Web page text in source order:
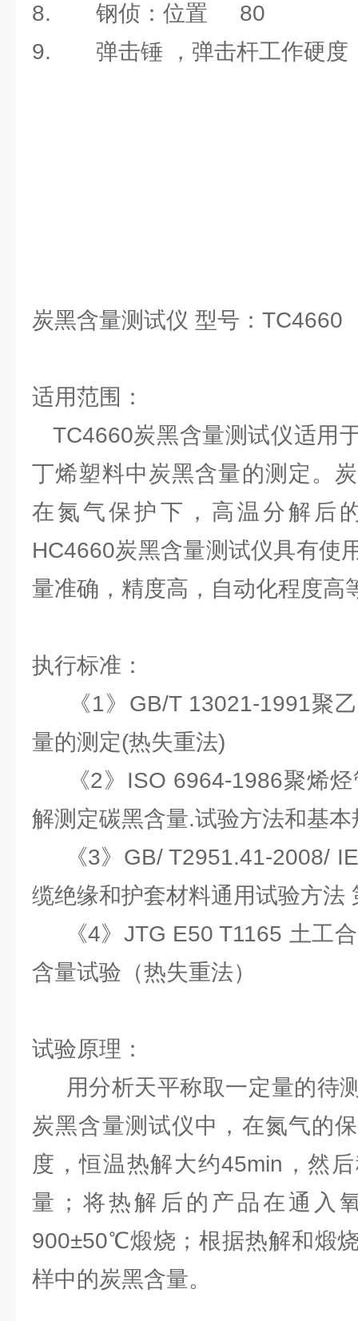
8. 钢侦：位置
9. 弹击锤 ，弹击杆工作硬
炭黑含量测试仪 型号：TC4660
适用范围：
TC4660炭黑含量测试仪适用
丁烯塑料中炭黑含量的测定。
在氮气保护下，高温分解后
HC4660炭黑含量测试仪具有使
量准确，精度高，自动化程度高
执行标准：
《1》GB/T 13021-1991聚
量的测定(热失重法)
《2》ISO 6964-1986聚烯烃
解测定碳黑含量.试验方法和基本
《3》GB/ T2951.41-2008/
缆绝缘和护套材料通用试验方法
《4》JTG E50 T1165 土工
含量试验（热失重法）
试验原理：
用分析天平称取一定量的待
炭黑含量测试仪中，在氮气的
度，恒温热解大约45min，然
量；将热解后的产品在通入
900±50℃煅烧；根据热解和煅
样中的炭黑含量。